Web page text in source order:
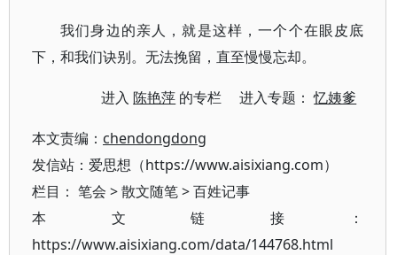
我们身边的亲人，就是这样，一个个在眼皮底
下，和我们诀别。无法挽留，直至慢慢忘却。
进入陈艳萍 的专栏 进入专题：忆姨爹
本文责编： chendongdong
发信站：爱思想（https://www.aisixiang.com）
栏目： 笔会 >散文随笔>百姓记事
本文链接：
https://www.aisixiang.com/data/144768.html